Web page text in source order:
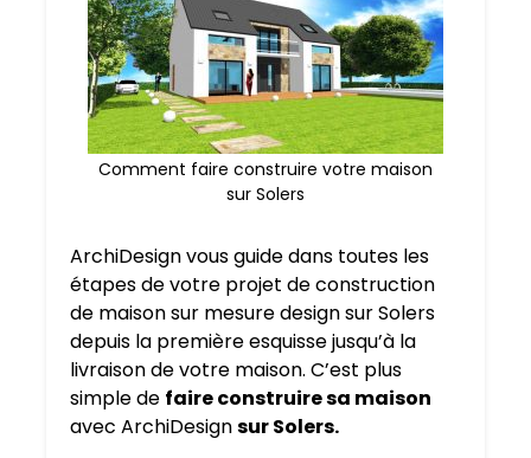
Comment faire construire votre maison
sur Solers
ArchiDesign vous guide dans toutes les
étapes de votre projet de construction
de maison sur mesure design sur Solers
depuis la première esquisse jusqu’à la
livraison de votre maison. C’est plus
simple de faire construire sa maison
avec ArchiDesignsur Solers.